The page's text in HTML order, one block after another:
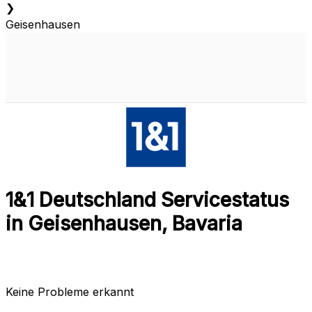
❯
Geisenhausen
1&1 Deutschland Servicestatus
in Geisenhausen, Bavaria
Keine Probleme erkannt